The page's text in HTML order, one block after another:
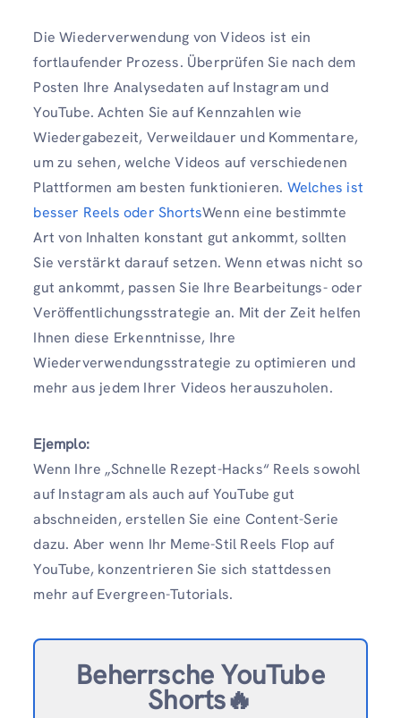
Die Wiederverwendung von Videos ist ein
fortlaufender Prozess. Überprüfen Sie nach dem
Posten Ihre Analysedaten auf Instagram und
YouTube. Achten Sie auf Kennzahlen wie
Wiedergabezeit, Verweildauer und Kommentare,
um zu sehen, welche Videos auf verschiedenen
Plattformen am besten funktionieren. Welches ist
besser Reels oder ShortsWenn eine bestimmte
Art von Inhalten konstant gut ankommt, sollten
Sie verstärkt darauf setzen. Wenn etwas nicht so
gut ankommt, passen Sie Ihre Bearbeitungs- oder
Veröffentlichungsstrategie an. Mit der Zeit helfen
Ihnen diese Erkenntnisse, Ihre
Wiederverwendungsstrategie zu optimieren und
mehr aus jedem Ihrer Videos herauszuholen.
Ejemplo:
Wenn Ihre „Schnelle Rezept-Hacks“ Reels sowohl
auf Instagram als auch auf YouTube gut
abschneiden, erstellen Sie eine Content-Serie
dazu. Aber wenn Ihr Meme-Stil Reels Flop auf
YouTube, konzentrieren Sie sich stattdessen
mehr auf Evergreen-Tutorials.
Beherrsche YouTube
Shorts🔥